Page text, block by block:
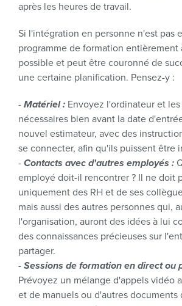
après les heures de travail.
Si l'intégration en personne n'est pas
programme de formation entièrement
possible et peut être couronné de
une certaine planification. Pensez-y :
- Matériel : Envoyez l'ordinateur et
nécessaires bien avant la date
nouvel estimateur, avec des
se connecter, afin qu'ils puissent être
- Contacts avec d'autres employés :
employé doit-il rencontrer ? Il ne doit
uniquement des RH et de ses
mais aussi des autres personnes qui,
l'organisation, auront des idées à lui
des connaissances précieuses sur
partager.
- Sessions de formation en direct ou
Prévoyez un mélange d'appels vidéo
et de manuels ou d'autres